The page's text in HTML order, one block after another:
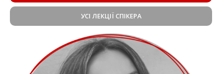
УСІ ЛЕКЦІЇ СПІКЕРА